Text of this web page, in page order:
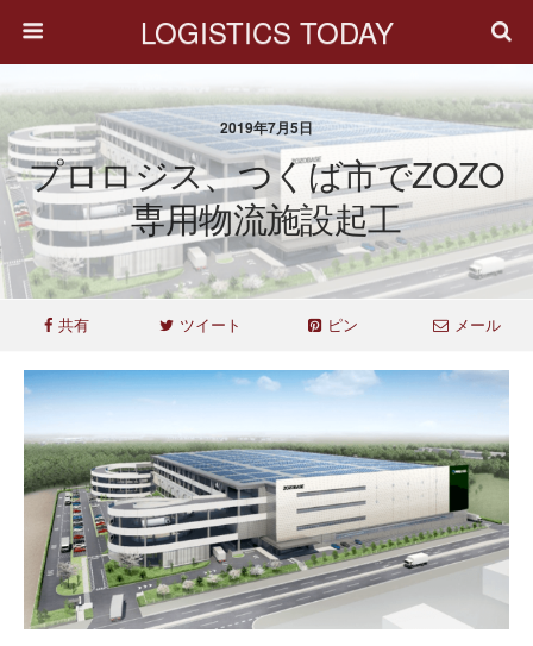
LOGISTICS TODAY
2019年7月5日
プロロジス、つくば市でZOZO
専用物流施設起工
共有 ツイート ピン メール